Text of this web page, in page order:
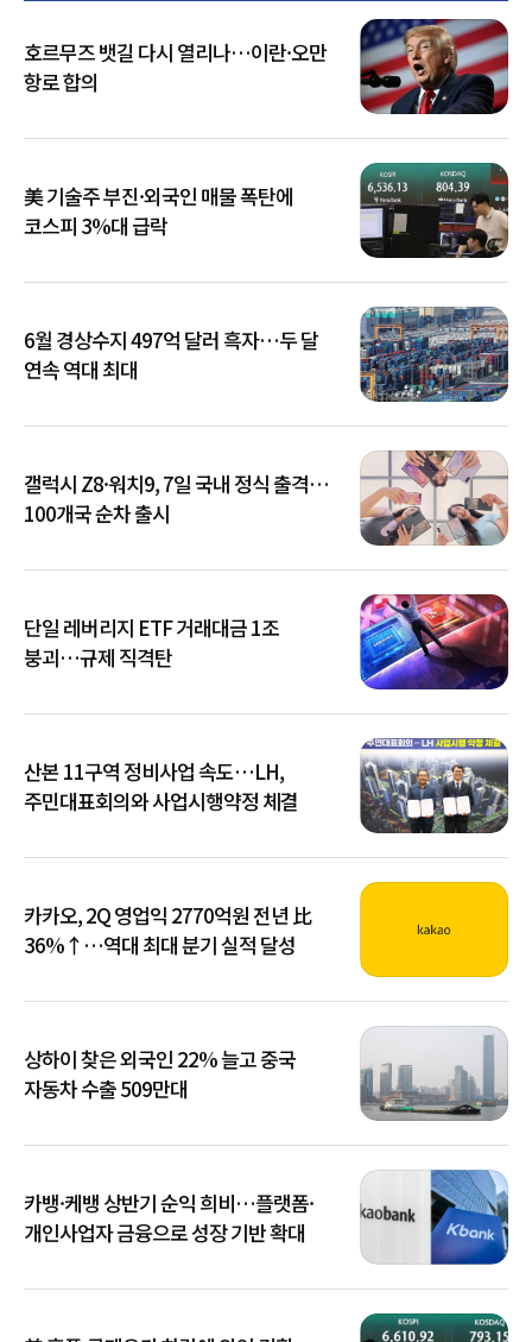
호르무즈 뱃길 다시 열리나…이란·오만
항로 합의
美 기술주 부진·외국인 매물 폭탄에
코스피 3%대 급락
6월 경상수지 497억 달러 흑자…두 달
연속 역대 최대
갤럭시 Z8·워치9, 7일 국내 정식 출격…
100개국 순차 출시
단일 레버리지 ETF 거래대금 1조
붕괴…규제 직격탄
산본 11구역 정비사업 속도…LH,
주민대표회의와 사업시행약정 체결
카카오, 2Q 영업익 2770억원 전년 比
36%↑…역대 최대 분기 실적 달성
상하이 찾은 외국인 22% 늘고 중국
자동차 수출 509만대
카뱅·케뱅 상반기 순익 희비…플랫폼·
개인사업자 금융으로 성장 기반 확대